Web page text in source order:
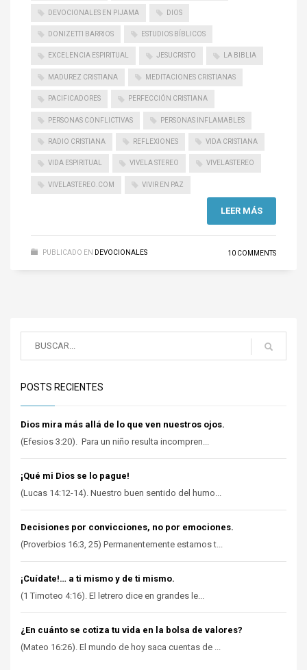
DEVOCIONALES EN PIJAMA DIOS
DONIZETTI BARRIOS ESTUDIOS BÍBLICOS
EXCELENCIA ESPIRITUAL JESUCRISTO LA BIBLIA
MADUREZ CRISTIANA MEDITACIONES CRISTIANAS
PACIFICADORES PERFECCIÓN CRISTIANA
PERSONAS CONFLICTIVAS PERSONAS INFLAMABLES
RADIO CRISTIANA REFLEXIONES VIDA CRISTIANA
VIDA ESPIRITUAL VIVELA STEREO VIVELASTEREO
VIVELASTEREO.COM VIVIR EN PAZ
LEER MÁS
PUBLICADO EN DEVOCIONALES 10 COMMENTS
POSTS RECIENTES
Dios mira más allá de lo que ven nuestros ojos.
(Efesios 3:20). Para un niño resulta incompren...
¡Qué mi Dios se lo pague!
(Lucas 14:12-14). Nuestro buen sentido del humo...
Decisiones por convicciones, no por emociones.
(Proverbios 16:3, 25) Permanentemente estamos t...
¡Cuídate!… a ti mismo y de ti mismo.
(1 Timoteo 4:16). El letrero dice en grandes le...
¿En cuánto se cotiza tu vida en la bolsa de valores?
(Mateo 16:26). El mundo de hoy saca cuentas de ...